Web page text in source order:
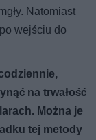
Natomiast
wejściu do
na trwałość
Można je
tej metody